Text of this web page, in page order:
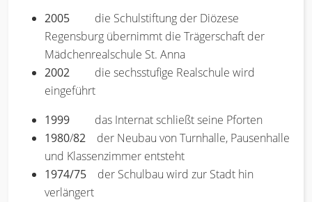
2005 die Schulstiftung der Diözese
Regensburg übernimmt die Trägerschaft der
Mädchenrealschule St. Anna
2002 die sechsstufige Realschule wird
eingeführt
1999 das Internat schließt seine Pforten
1980/82 der Neubau von Turnhalle, Pausenhalle
und Klassenzimmer entsteht
1974/75 der Schulbau wird zur Stadt hin
verlängert